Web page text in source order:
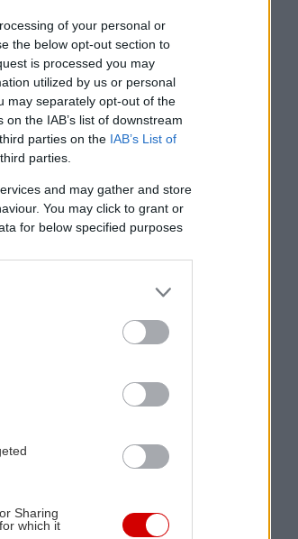
of your personal or
the below opt-out section to
is processed you may
utilized by us or personal
may separately opt-out of the
the IAB’s list of downstream
parties on the IAB’s List of
parties.
and may gather and store
You may click to grant or
for below specified purposes
Sharing
which it